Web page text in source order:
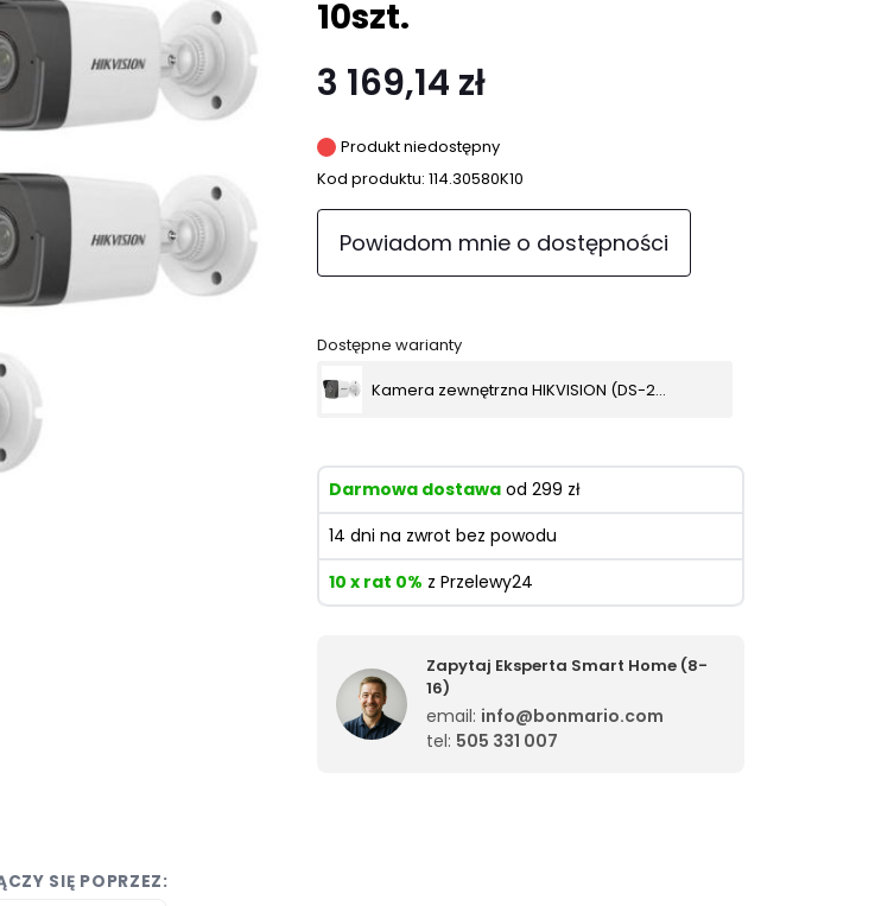
SIĘ POPRZEZ:
10szt.
3 169,14 zł
Produkt niedostępny
Kod produktu: 114.30580K10
Powiadom mnie o dostępności
Dostępne warianty
Kamera zewnętrzna HIKVISION (DS-2CD1041G0-I/PL (2.8 mm))
Darmowa dostawa od 299 zł
14 dni na zwrot bez powodu
10 x rat 0% z Przelewy24
Zapytaj Eksperta Smart Home (8-
16)
email: info@bonmario.com
tel: 505 331 007